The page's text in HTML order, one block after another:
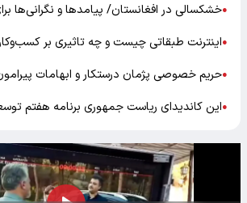
●خشکسالی در افغانستان/ پیامدها و نگرانی‌ها
●اینترنت طبقاتی چیست و چه تاثیری بر
●حریم خصوصی پژمان درستکار و ابهامات
●این کاندیدای ریاست جمهوری برنامه هفتم